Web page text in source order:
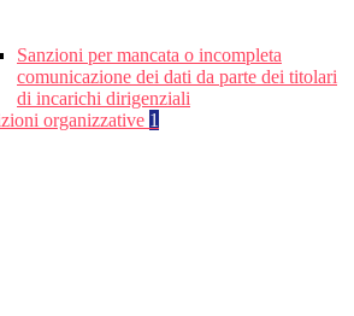
Sanzioni per mancata o incompleta
comunicazione dei dati da parte dei titolari
di incarichi dirigenziali
organizzative 1